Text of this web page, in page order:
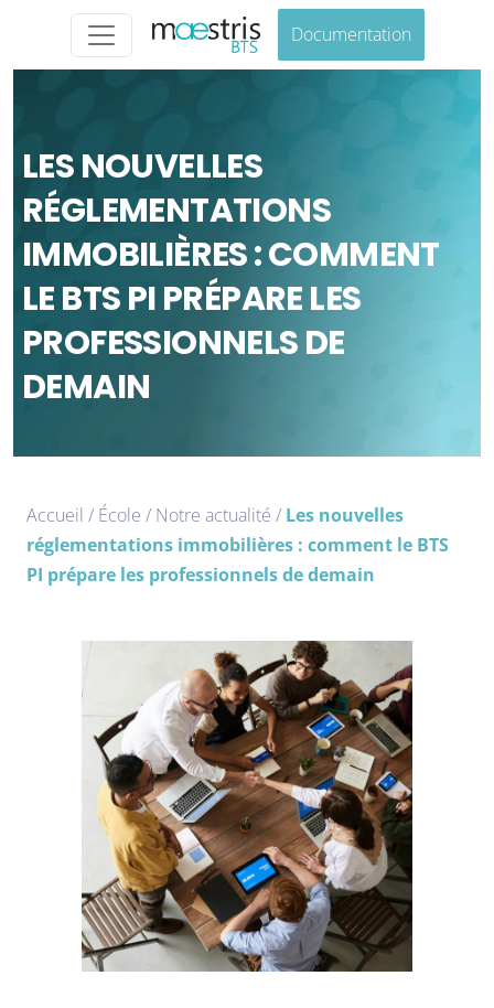
Documentation
LES NOUVELLES
RÉGLEMENTATIONS
IMMOBILIÈRES : COMMENT
LE BTS PI PRÉPARE LES
PROFESSIONNELS DE
DEMAIN
Accueil / École / Notre actualité / Les nouvelles
réglementations immobilières : comment le BTS
PI prépare les professionnels de demain